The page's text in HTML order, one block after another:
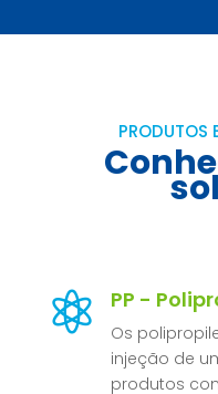
PRODUTOS
 PP -
Os
injeção de
produtos